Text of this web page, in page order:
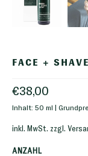
FACE +
€38,00
Inhalt: 50 ml |
inkl. MwSt. zzgl.
ANZAHL